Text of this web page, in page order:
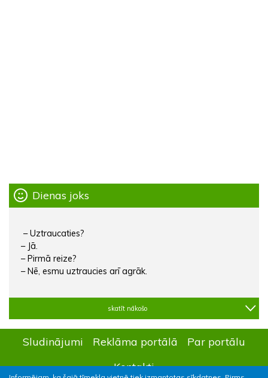
Dienas joks
– Uztraucaties?
– Jā.
– Pirmā reize?
– Nē, esmu uztraucies arī agrāk.
skatīt nākošo
Sludinājumi Reklāma portālā
Par portālu
Kontakti